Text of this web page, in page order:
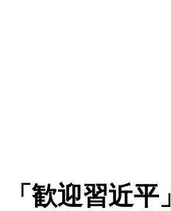
「歓迎習近